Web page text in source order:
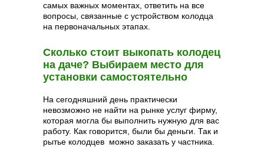
самых важных моментах, ответить на все
вопросы, связанные с устройством колодца
на первоначальных этапах.
Сколько стоит выкопать колодец
на даче? Выбираем место для
установки самостоятельно
На сегодняшний день практически
невозможно не найти на рынке услуг фирму,
которая могла бы выполнить нужную для вас
работу. Как говорится, были бы деньги. Так и
рытье колодцев можно заказать у частника.